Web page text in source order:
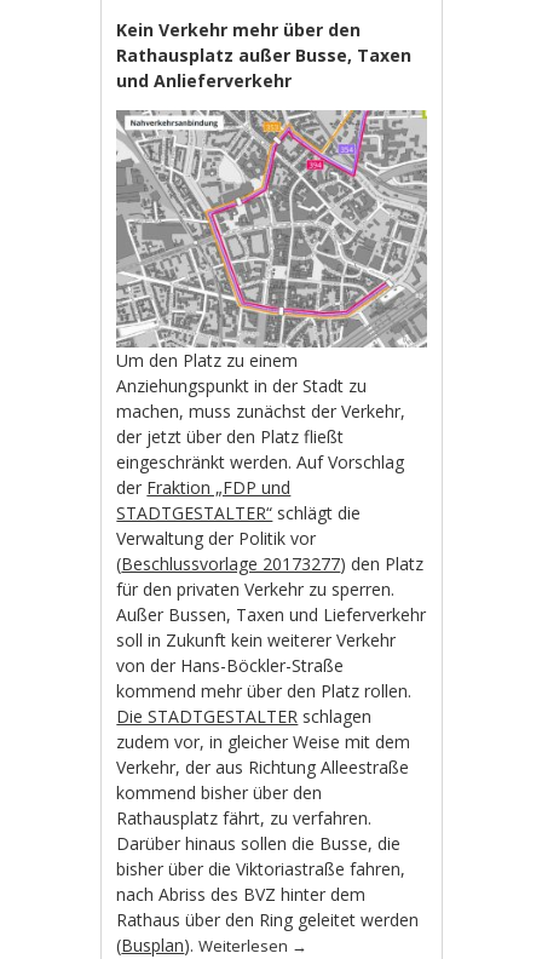
Kein Verkehr mehr über den
Rathausplatz außer Busse, Taxen
und Anlieferverkehr
Um den Platz zu einem
Anziehungspunkt in der Stadt zu
machen, muss zunächst der Verkehr,
der jetzt über den Platz fließt
eingeschränkt werden. Auf Vorschlag
der Fraktion „FDP und
STADTGESTALTER“ schlägt die
Verwaltung der Politik vor
(Beschlussvorlage 20173277) den Platz
für den privaten Verkehr zu sperren.
Außer Bussen, Taxen und Lieferverkehr
soll in Zukunft kein weiterer Verkehr
von der Hans-Böckler-Straße
kommend mehr über den Platz rollen.
Die STADTGESTALTER schlagen
zudem vor, in gleicher Weise mit dem
Verkehr, der aus Richtung Alleestraße
kommend bisher über den
Rathausplatz fährt, zu verfahren.
Darüber hinaus sollen die Busse, die
bisher über die Viktoriastraße fahren,
nach Abriss des BVZ hinter dem
Rathaus über den Ring geleitet werden
(Busplan).Weiterlesen →